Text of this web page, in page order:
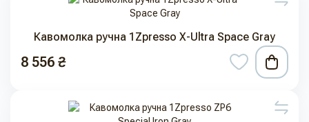
Кавомолка ручна 1Zpresso X-Ultra Space Gray
8 556 ₴